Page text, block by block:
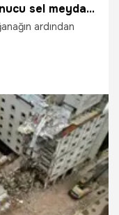
Başkale'de şiddetli sağanak sonucu sel meydana geldi
ardından